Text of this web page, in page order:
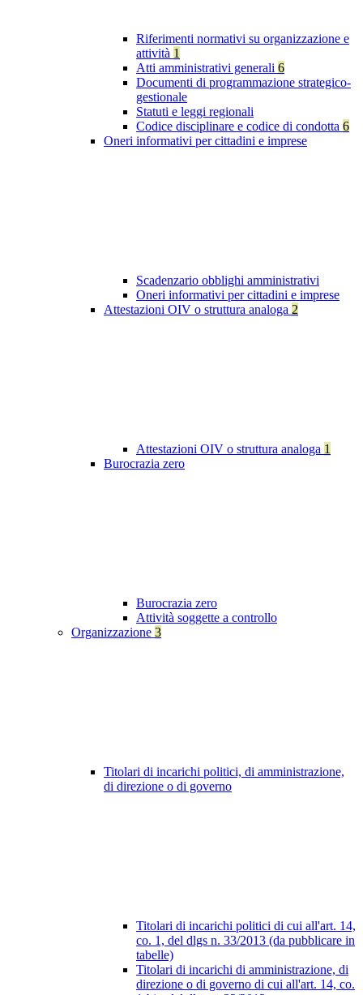
Riferimenti normativi su organizzazione e
attività 1
Atti amministrativi generali 6
Documenti di programmazione strategico-
gestionale
Statuti e leggi regionali
Codice disciplinare e codice di condotta 6
Oneri informativi per cittadini e imprese
Scadenzario obblighi amministrativi
Oneri informativi per cittadini e imprese
Attestazioni OIV o struttura analoga 2
Attestazioni OIV o struttura analoga 1
Burocrazia zero
Burocrazia zero
Attività soggette a controllo
Organizzazione 3
Titolari di incarichi politici, di amministrazione,
di direzione o di governo
Titolari di incarichi politici di cui all'art. 14,
co. 1, del dlgs n. 33/2013 (da pubblicare in
tabelle)
Titolari di incarichi di amministrazione, di
direzione o di governo di cui all'art. 14, co.